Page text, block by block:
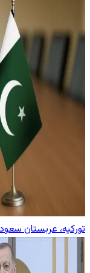
تورکیه، عربستان